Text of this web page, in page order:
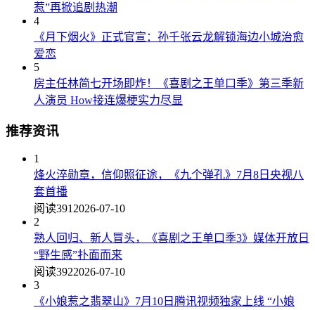
惹”再掀追剧热潮
4
《月下烟火》正式官宣：孙千张云龙解锁海边小城治愈
爱恋
5
房主任林简七开场即炸！《喜剧之王单口季》第三季新
人演员 How接连爆梗实力尽显
推荐资讯
1
烽火淬勋章，信仰照征途，《九个弹孔》7月8日央视八
套首播
阅读391 2026-07-10
2
熟人回归、新人冒头，《喜剧之王单口季3》媒体开放日
“野生感”扑面而来
阅读3922026-07-10
3
《小娘惹之翡翠山》7月10日腾讯视频独家上线 “小娘